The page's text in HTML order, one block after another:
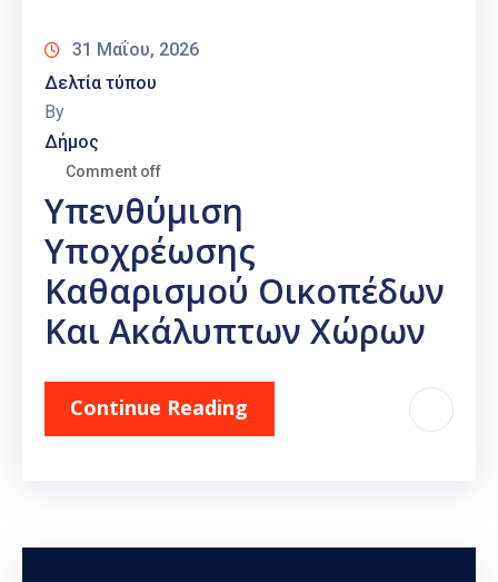
31 Μαΐου, 2026
Δελτία τύπου
By
Δήμος
Comment off
Υπενθύμιση
Υποχρέωσης
Καθαρισμού Οικοπέδων
Και Ακάλυπτων Χώρων
Continue Reading